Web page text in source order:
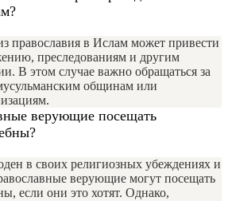
православия в Ислам может привести
преследованиям и другим
В этом случае важно обращаться за
общинам или
верующие посещать
в своих религиозных убеждениях и
верующие могут посещать
если они это хотят. Однако,